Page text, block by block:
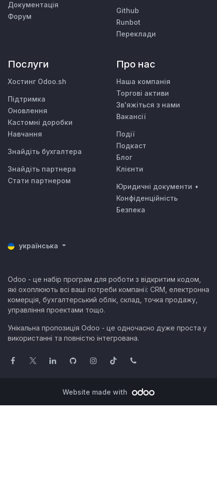
Документація
Форум
Github
Runbot
Переклади
Послуги
Хостинг Odoo.sh
Підтримка
Оновлення
Кастомні доробки
Навчання
Знайдіть бухгалтера
Знайдіть партнера
Стати партнером
Про нас
Наша компанія
Торгові активи
Зв'яжіться з нами
Вакансії
Події
Подкаст
Блог
Клієнти
Юридичні документи •
Конфіденційність
Безпека
українська
Odoo - це набір програм для роботи з відкритим кодом,
які охоплюють всі ваші потреби компанії: CRM, електронна
комерція, бухгалтерський облік, склад, точка продажу,
управління проектами тощо.
Унікальна пропозиція Odoo - це одночасно дуже проста у
використанні та повністю інтегрована.
Website made with